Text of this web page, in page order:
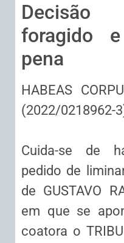
foragido
pena
HABEAS
(2022/0218962-
Cuida-se de
pedido de
de GUSTAVO
em que se
coatora o